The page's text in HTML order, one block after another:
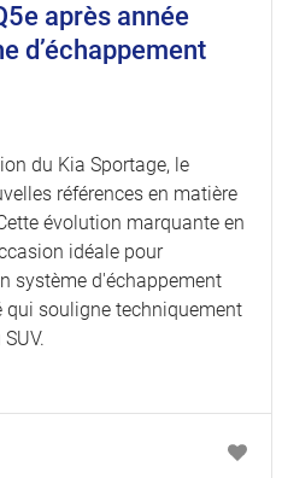
après année
d’échappement
du Kia Sportage, le
références en matière
évolution marquante en
idéale pour
système d'échappement
souligne techniquement